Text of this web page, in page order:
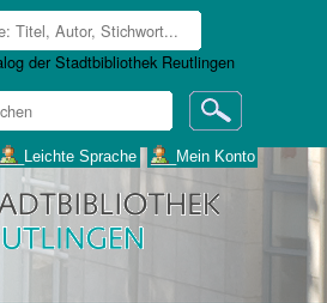
___Leichte Sprache ___Mein Konto